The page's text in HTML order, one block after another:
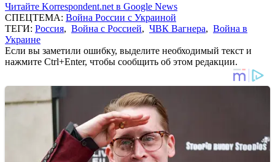
Читайте Korrespondent.net в Google News
СПЕЦТЕМА: Война России с Украиной
ТЕГИ: Россия, Война с Россией, ЧВК Вагнера, Война в
Украине
Если вы заметили ошибку, выделите необходимый текст и
нажмите Ctrl+Enter, чтобы сообщить об этом редакции.